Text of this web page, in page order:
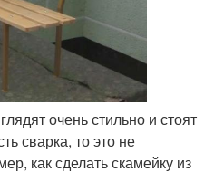
очень стильно и стоят
сварка, то это не
как сделать скамейку из